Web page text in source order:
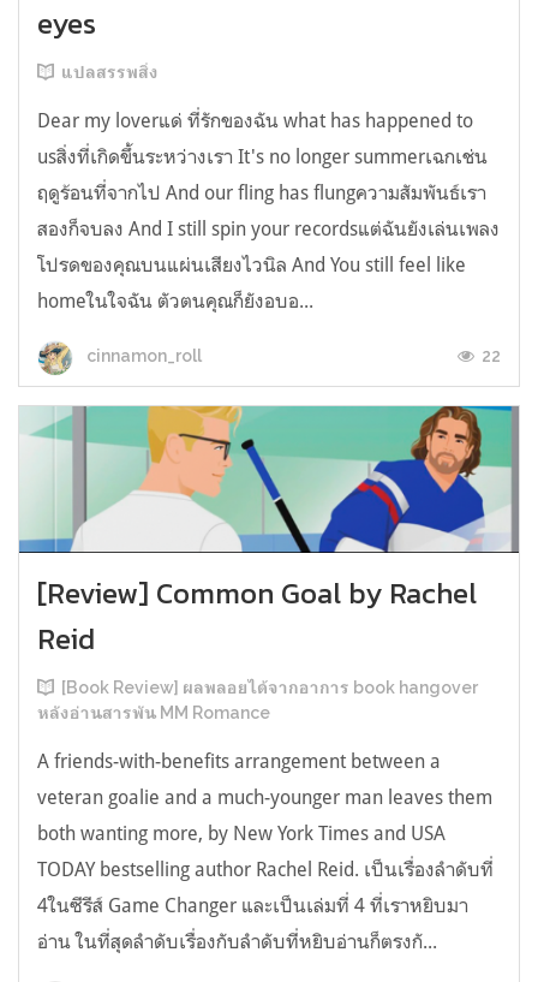
eyes
แปลสรรพสิ่ง
Dear my loverแด่ ที่รักของฉัน what has happened to
usสิ่งที่เกิดขึ้นระหว่างเรา It's no longer summerเฉกเช่น
ฤดูร้อนที่จากไป And our fling has flungความสัมพันธ์เรา
สองก็จบลง And I still spin your recordsแต่ฉันยังเล่นเพลง
โปรดของคุณบนแผ่นเสียงไวนิล And You still feel like
homeในใจฉัน ตัวตนคุณก็ยังอบอ...
cinnamon_roll 22
[Review] Common Goal by Rachel
Reid
[Book Review] ผลพลอยได้จากอาการ book hangover
หลังอ่านสารพัน MM Romance
A friends-with-benefits arrangement between a
veteran goalie and a much-younger man leaves them
both wanting more, by New York Times and USA
TODAY bestselling author Rachel Reid. เป็นเรื่องลำดับที่
4ในซีรีส์ Game Changer และเป็นเล่มที่ 4 ที่เราหยิบมา
อ่าน ในที่สุดลำดับเรื่องกับลำดับที่หยิบอ่านก็ตรงกั...